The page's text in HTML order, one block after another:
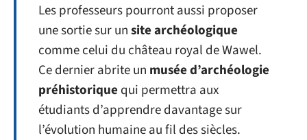
Les professeurs pourront aussi proposer
une sortie sur unsite archéologique
comme celui du château royal de Wawel.
Ce dernier abrite un musée d’archéologie
préhistorique qui permettra aux
étudiants d’apprendre davantage sur
l’évolution humaine au fil des siècles.